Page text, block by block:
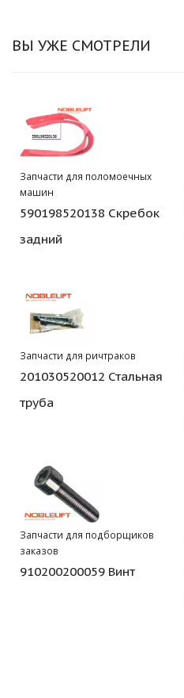
ВЫ УЖЕ СМОТРЕЛИ
Запчасти для поломоечных
машин
590198520138 Скребок
задний
Запчасти для ричтраков
201030520012 Стальная
труба
Запчасти для подборщиков
заказов
910200200059 Винт